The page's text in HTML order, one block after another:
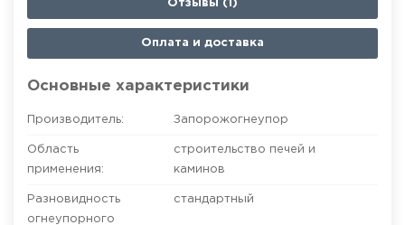
Отзывы (1)
Оплата и доставка
Основные характеристики
Производитель: Запорожогнеупор
Область
применения:
строительство печей и
каминов
Разновидность
огнеупорного
стандартный